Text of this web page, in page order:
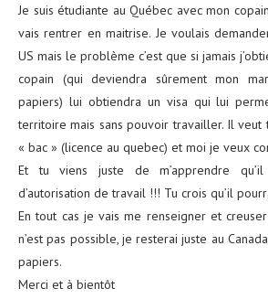
Je suis étudiante au Québec avec mon
vais rentrer en maitrise. Je voulais
US mais le problème c’est que si jamais
copain (qui deviendra sûrement mon
papiers) lui obtiendra un visa qui lui
territoire mais sans pouvoir travailler. Il
« bac » (licence au quebec) et moi je veux
Et tu viens juste de m’apprendre
d’autorisation de travail !!! Tu crois qu’il
En tout cas je vais me renseigner et
n’est pas possible, je resterai juste au
papiers.
Merci et à bientôt